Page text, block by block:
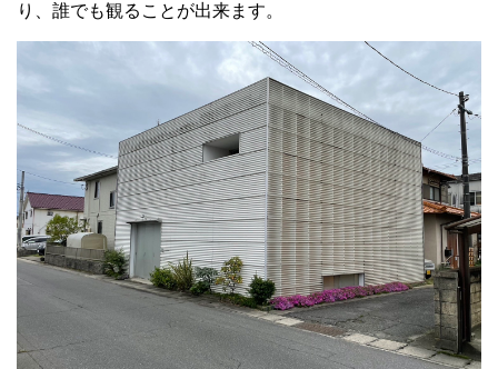
り、誰でも観ることが出来ます。